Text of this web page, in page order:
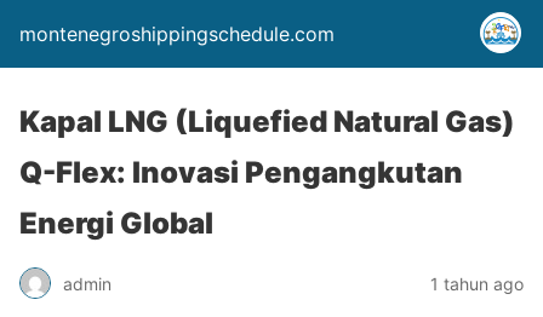
montenegroshippingschedule.com
Kapal LNG (Liquefied Natural Gas)
Q-Flex: Inovasi Pengangkutan
Energi Global
admin 1 tahun ago